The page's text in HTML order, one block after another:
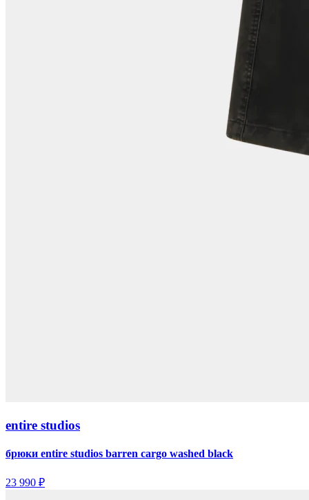
entire studios
брюки entire studios barren cargo washed black
23 990 ₽